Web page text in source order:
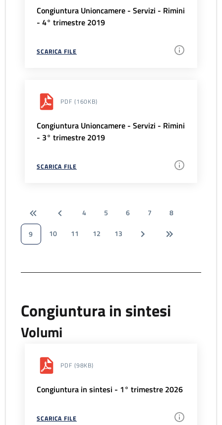
Congiuntura Unioncamere - Servizi - Rimini
- 4° trimestre 2019
SCARICA FILE
PDF (160KB)
Congiuntura Unioncamere - Servizi - Rimini
- 3° trimestre 2019
SCARICA FILE
4 5 6 7
8
9
10 11 12 13
Congiuntura in sintesi
Volumi
PDF (98KB)
Congiuntura in sintesi - 1° trimestre 2026
SCARICA FILE